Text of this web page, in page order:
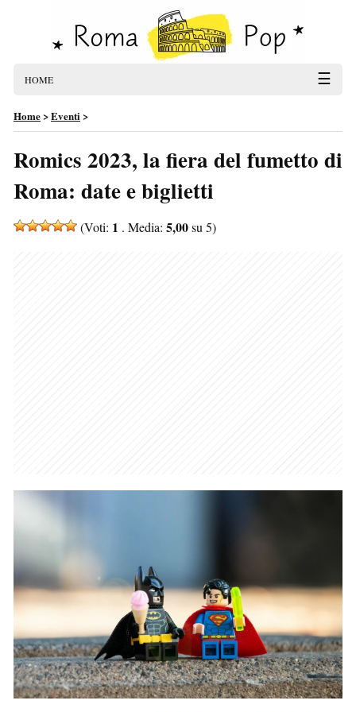
HOME ☰
Home>Eventi>
Romics 2023, la fiera del fumetto di
Roma: date e biglietti
(Voti: 1 . Media: 5,00su 5)